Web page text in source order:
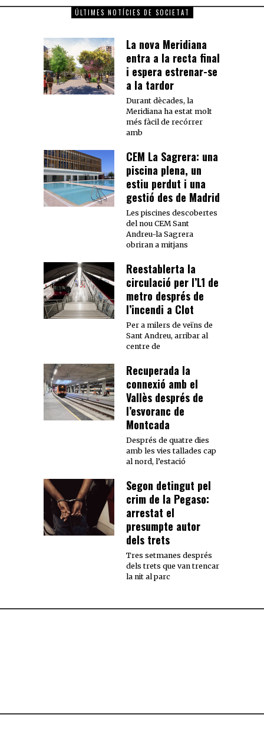
ÚLTIMES NOTÍCIES DE SOCIETAT
La nova Meridiana
entra a la recta final
i espera estrenar-se
a la tardor
Durant dècades, la
Meridiana ha estat molt
més fàcil de recórrer
amb
CEM La Sagrera: una
piscina plena, un
estiu perdut i una
gestió des de Madrid
Les piscines descobertes
del nou CEM Sant
Andreu-la Sagrera
obriran a mitjans
Reestablerta la
circulació per l’L1 de
metro després de
l’incendi a Clot
Per a milers de veïns de
Sant Andreu, arribar al
centre de
Recuperada la
connexió amb el
Vallès després de
l’esvoranc de
Montcada
Després de quatre dies
amb les vies tallades cap
al nord, l’estació
Segon detingut pel
crim de la Pegaso:
arrestat el
presumpte autor
dels trets
Tres setmanes després
dels trets que van trencar
la nit al parc